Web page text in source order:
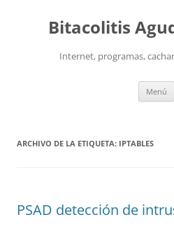
contenidoBitacolitis
Internet, programas,
Menú
ARCHIVO DE LA ETIQUETA: IPTABLES
PSAD detección de